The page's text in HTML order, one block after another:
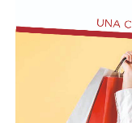
visitar a Tigre por
octavos de final
Independiente
podría definir el